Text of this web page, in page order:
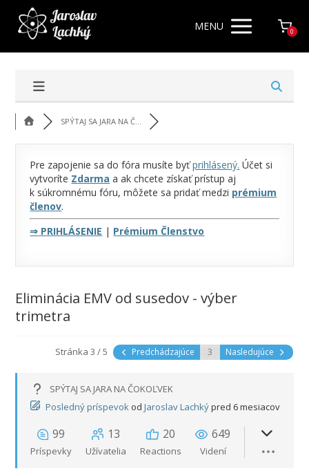
MENU 0
SPÝTAJ SA JARA NA Č...
Pre zapojenie sa do fóra musíte byťprihlásený. Účet si
vytvoríte Zdarma a ak chcete získať prístup aj
k súkromnému fóru, môžete sa pridať medzi prémium
členov.
⇒ PRIHLÁSENIE | Prémium Členstvo
Eliminácia EMV od susedov - výber
trimetra
Stránka 3 / 5 Predchádzajúce Nasledujúce
SPÝTAJ SA JARA NA ČOKOĽVEK
Posledný príspevok od Jaroslav Lachkýpred 6 mesiacov
99
Príspevky
13
Užívatelia
20
Reactions
649
Videní